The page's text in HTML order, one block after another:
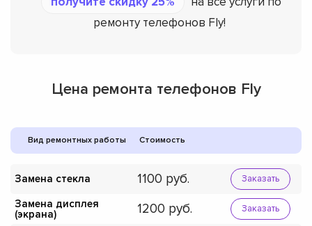
ремонту телефонов Fly!
Цена ремонта телефонов Fly
Вид ремонтных работы Стоимость
Замена стекла 1100 Заказать
Замена дисплея
(экрана)
1200 Заказать